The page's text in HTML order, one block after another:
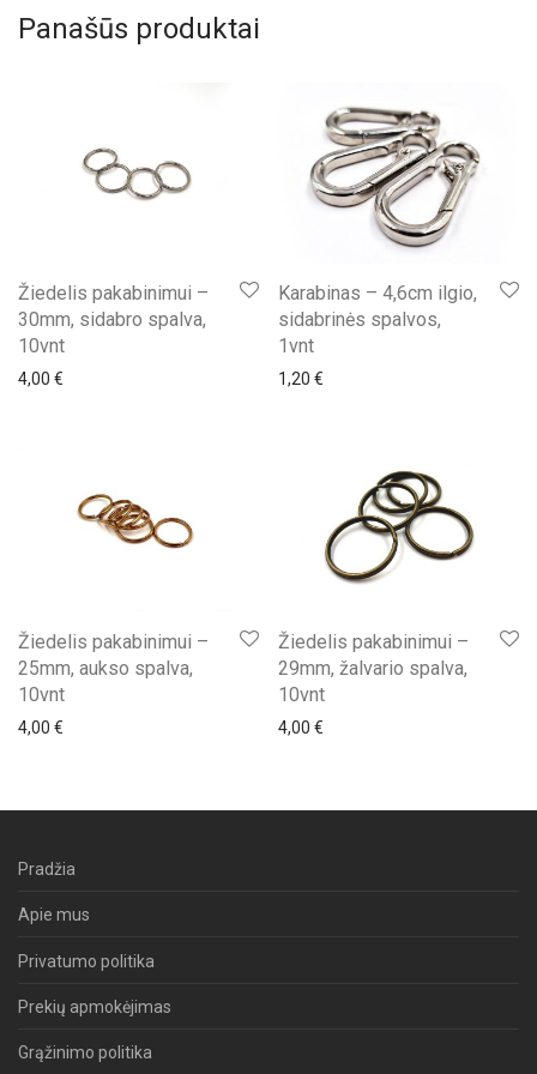
Panašūs produktai
Žiedelis pakabinimui –
30mm, sidabro spalva,
10vnt
4,00 €
Karabinas – 4,6cm ilgio,
sidabrinės spalvos,
1vnt
1,20 €
Žiedelis pakabinimui –
25mm, aukso spalva,
10vnt
4,00 €
Žiedelis pakabinimui –
29mm, žalvario spalva,
10vnt
4,00 €
Pradžia
Apie mus
Privatumo politika
Prekių apmokėjimas
Grąžinimo politika